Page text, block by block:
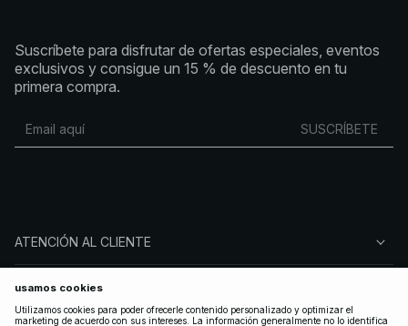
Suscríbete para disfrutar de ofertas especiales, eventos
exclusivos y consigue un 15 % de descuento en tu
primera compra.
SUSCRÍBETE
ATENCIÓN AL CLIENTE
SOBRE NA-KD